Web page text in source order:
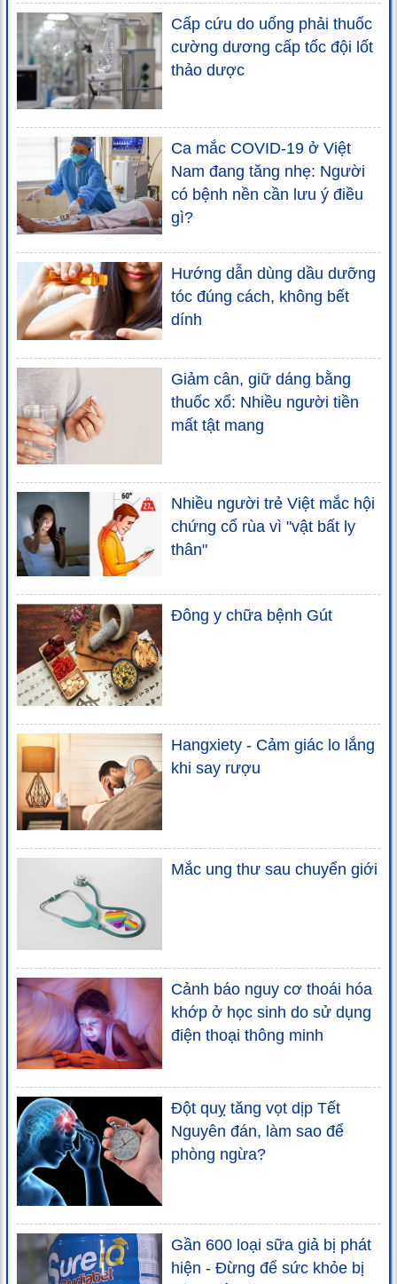
Cấp cứu do uống phải thuốc
cường dương cấp tốc đội lốt
thảo dược
Ca mắc COVID-19 ở Việt
Nam đang tăng nhẹ: Người
có bệnh nền cần lưu ý điều
gì?
Hướng dẫn dùng dầu dưỡng
tóc đúng cách, không bết
dính
Giảm cân, giữ dáng bằng
thuốc xổ: Nhiều người tiền
mất tật mang
Nhiều người trẻ Việt mắc hội
chứng cổ rùa vì "vật bất ly
thân"
Đông y chữa bệnh Gút
Hangxiety - Cảm giác lo lắng
khi say rượu
Mắc ung thư sau chuyển giới
Cảnh báo nguy cơ thoái hóa
khớp ở học sinh do sử dụng
điện thoại thông minh
Đột quỵ tăng vọt dịp Tết
Nguyên đán, làm sao để
phòng ngừa?
Gần 600 loại sữa giả bị phát
hiện - Đừng để sức khỏe bị